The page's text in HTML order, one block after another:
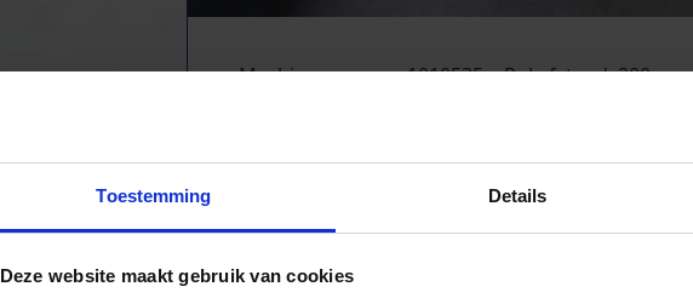
Toestemming Details
Deze website maakt gebruik van cookies
Machinenummer: 1010535
Framebreedte: 300 mm
Rol afstand: 200 mm
Beschikbaar: 3x 2880 mm, 3x 1500 mm.